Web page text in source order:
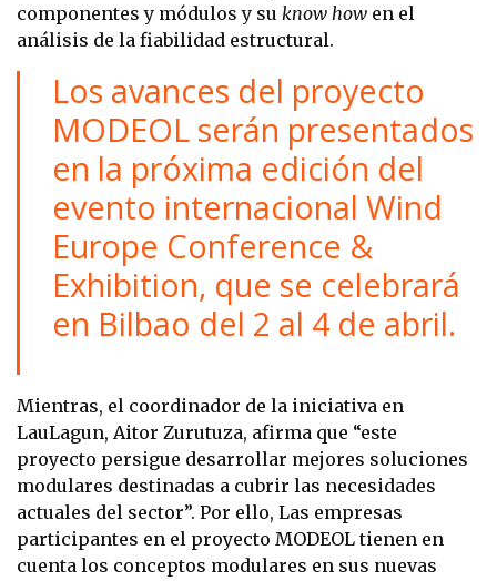
componentes y módulos y su know how en el
análisis de la fiabilidad estructural.
Los avances del proyecto
MODEOL serán presentados
en la próxima edición del
evento internacional Wind
Europe Conference &
Exhibition, que se celebrará
en Bilbao del 2 al 4 de abril.
Mientras, el coordinador de la iniciativa en
LauLagun, Aitor Zurutuza, afirma que “este
proyecto persigue desarrollar mejores soluciones
modulares destinadas a cubrir las necesidades
actuales del sector”. Por ello, Las empresas
participantes en el proyecto MODEOL tienen en
cuenta los conceptos modulares en sus nuevas